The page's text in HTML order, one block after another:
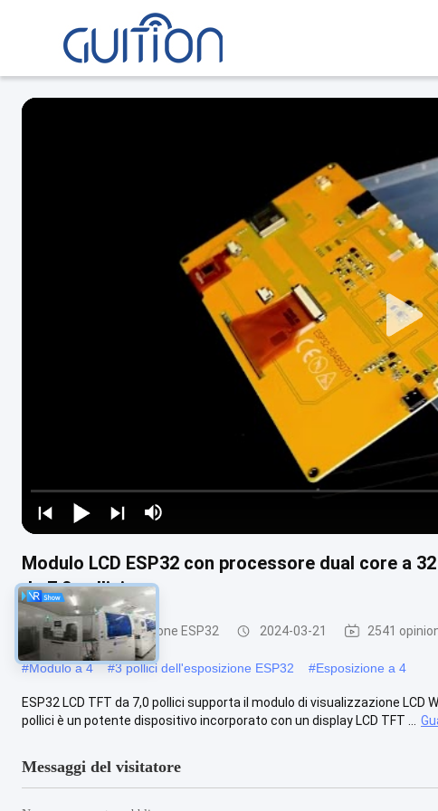
Modulo LCD ESP32 con processore dual core a
da 7,0 pollici
Modulo dell'esposizione ESP32 2024-03-21 2541
#Modulo a 4 #3 pollici dell'esposizione ESP32 #Esposizione a 4
ESP32 LCD TFT da 7,0 pollici supporta il modulo di visualizzazione LCD
pollici è un potente dispositivo incorporato con un display LCD TFT ...
Messaggi del visitatore